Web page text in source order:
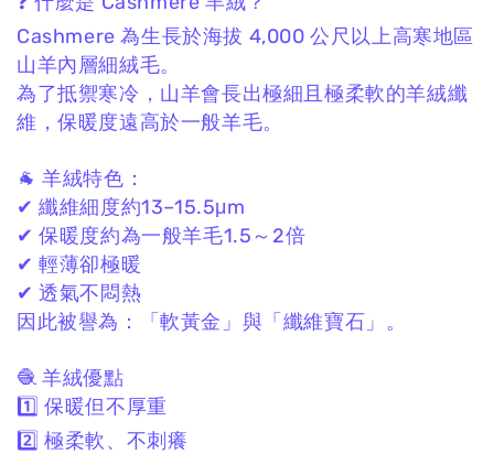
Cashmere 為生長於海拔 4,000 公尺以上高寒地區
山羊內層細絨毛。
為了抵禦寒冷， 山羊會長出極細且極柔軟的羊絨纖
維，保暖度遠高於一般羊毛。
🐐 羊絨特色：
✔ 纖維細度約13–15.5μm
✔ 保暖度約為一般羊毛1.5～2倍
✔ 輕薄卻極暖
✔ 透氣不悶熱
因此被譽為：
「軟黃金」與「纖維寶石」。
🧶 羊絨優點
1️⃣ 保暖但不厚重
2️⃣ 極柔軟、不刺癢